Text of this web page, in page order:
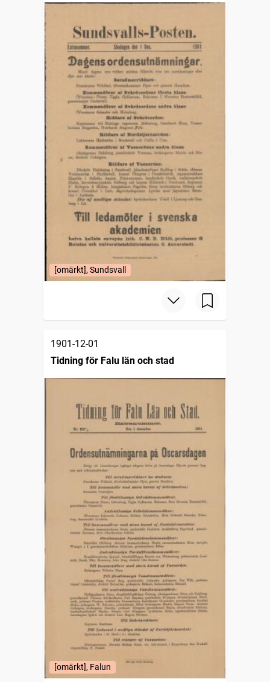
[omärkt], Sundsvall
1901-12-01
Tidning för Falu län och stad
[omärkt], Falun